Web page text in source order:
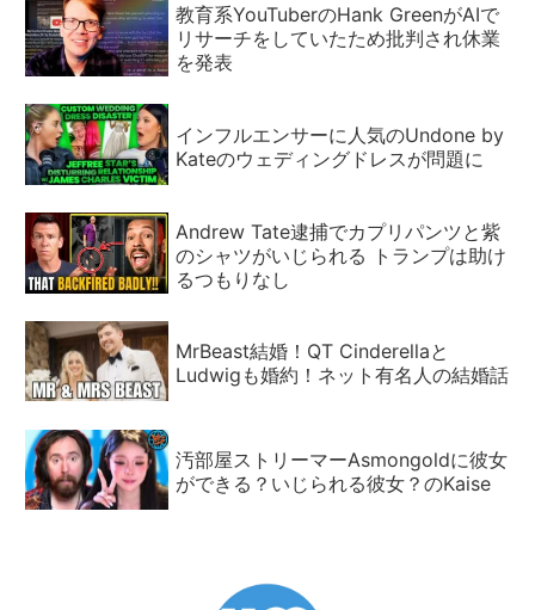
教育系YouTuberのHank GreenがAIで
リサーチをしていたため批判され休業
を発表
インフルエンサーに人気のUndone by
Kateのウェディングドレスが問題に
Andrew Tate逮捕でカプリパンツと紫
のシャツがいじられる トランプは助け
るつもりなし
MrBeast結婚！QT Cinderellaと
Ludwigも婚約！ネット有名人の結婚話
汚部屋ストリーマーAsmongoldに彼女
ができる？いじられる彼女？のKaise